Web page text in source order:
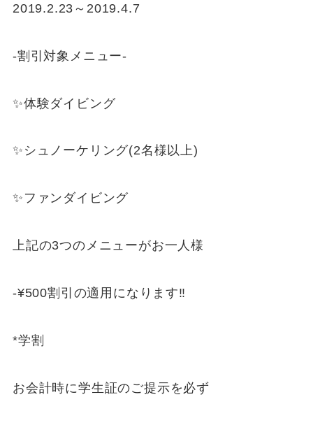
2019.2.23～2019.4.7
-割引対象メニュー-
✨体験ダイビング
✨シュノーケリング(2名様以上)
✨ファンダイビング
上記の3つのメニューがお一人様
-¥500割引の適用になります‼️
*学割
お会計時に学生証のご提示を必ず